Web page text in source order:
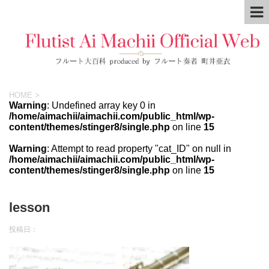
HOME >
Warning: Undefined array key 0 in
/home/aimachii/aimachii.com/public_html/wp-
content/themes/stinger8/single.php on line 15
Warning: Attempt to read property "cat_ID" on null in
/home/aimachii/aimachii.com/public_html/wp-
content/themes/stinger8/single.php on line 15
lesson
投稿日：